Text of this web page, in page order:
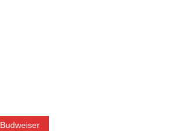
Budweiser